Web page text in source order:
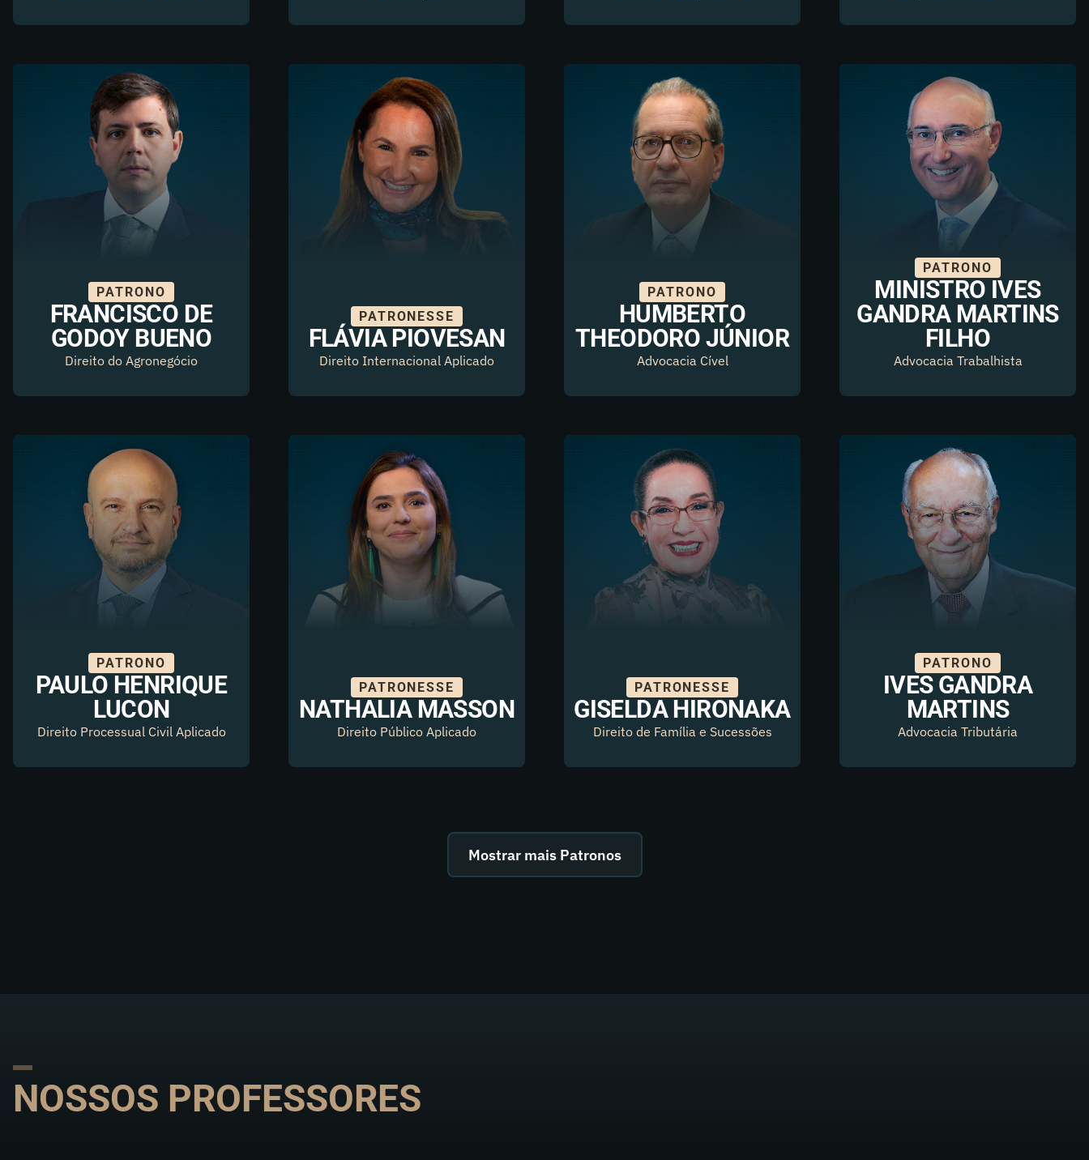
PATRONO
FRANCISCO DE
GODOY BUENO
Direito do Agronegócio
PATRONESSE
FLÁVIA PIOVESAN
Direito Internacional Aplicado
PATRONO
HUMBERTO
THEODORO JÚNIOR
Advocacia Cível
PATRONO
MINISTRO IVES
GANDRA MARTINS
FILHO
Advocacia Trabalhista
PATRONO
PAULO HENRIQUE
LUCON
Direito Processual Civil Aplicado
PATRONESSE
NATHALIA MASSON
Direito Público Aplicado
PATRONESSE
GISELDA HIRONAKA
Direito de Família e Sucessões
PATRONO
IVES GANDRA
MARTINS
Advocacia Tributária
Mostrar mais Patronos
NOSSOS PROFESSORES